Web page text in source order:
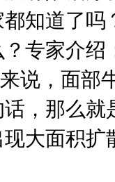
知道了
专家介绍
说，面部
，那么
大面积